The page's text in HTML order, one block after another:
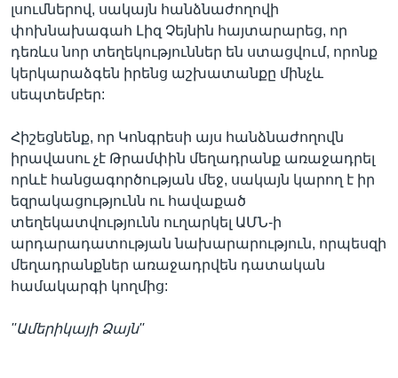
լսումներով, սակայն հանձնաժողովի
փոխնախագահ Լիզ Չեյնին հայտարարեց, որ
դեռևս նոր տեղեկություններ են ստացվում, որոնք
կերկարաձգեն իրենց աշխատանքը մինչև
սեպտեմբեր:
Հիշեցնենք, որ Կոնգրեսի այս հանձնաժողովն
իրավասու չէ Թրամփին մեղադրանք առաջադրել
որևէ հանցագործության մեջ, սակայն կարող է իր
եզրակացությունն ու հավաքած
տեղեկատվությունն ուղարկել ԱՄՆ-ի
արդարադատության նախարարություն, որպեսզի
մեղադրանքներ առաջադրվեն դատական
համակարգի կողմից:
''Ամերիկայի Ձայն''